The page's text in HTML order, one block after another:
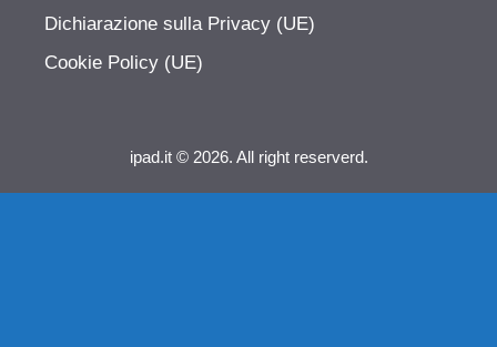
Dichiarazione sulla Privacy (UE)
Cookie Policy (UE)
ipad.it © 2026. All right reserverd.